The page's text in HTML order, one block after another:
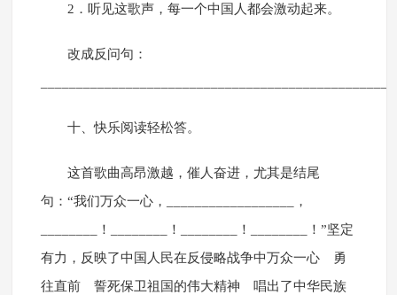
2．听见这歌声，每一个中国人都会激动起来。
改成反问句：
十、快乐阅读轻松答。
这首歌曲高昂激越，催人奋进，尤其是结尾
句：“我们万众一心，__________________，
________！________！________！________！”坚定
有力，反映了中国人民在反侵略战争中万众一心 勇
往直前 誓死保卫祖国的伟大精神 唱出了中华民族